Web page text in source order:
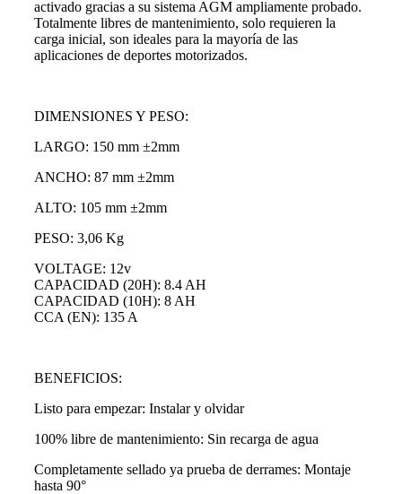
activado gracias a su sistema AGM ampliamente probado.
Totalmente libres de mantenimiento, solo requieren la
carga inicial, son ideales para la mayoría de las
aplicaciones de deportes motorizados.
DIMENSIONES Y PESO:
LARGO: 150 mm ±2mm
ANCHO: 87 mm ±2mm
ALTO: 105 mm ±2mm
PESO: 3,06 Kg
VOLTAGE: 12v
CAPACIDAD (20H): 8.4 AH
CAPACIDAD (10H): 8 AH
CCA (EN): 135 A
BENEFICIOS:
Listo para empezar: Instalar y olvidar
100% libre de mantenimiento: Sin recarga de agua
Completamente sellado ya prueba de derrames: Montaje
hasta 90°